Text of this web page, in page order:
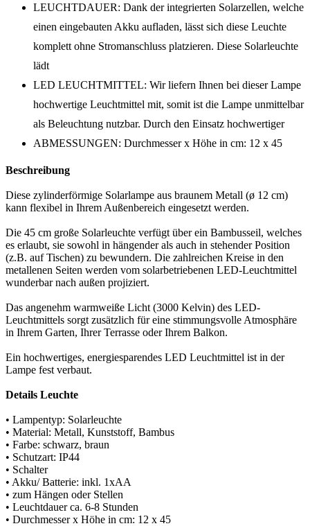
LEUCHTDAUER: Dank der integrierten Solarzellen, welche
einen eingebauten Akku aufladen, lässt sich diese Leuchte
komplett ohne Stromanschluss platzieren. Diese Solarleuchte
lädt
LED LEUCHTMITTEL: Wir liefern Ihnen bei dieser Lampe
hochwertige Leuchtmittel mit, somit ist die Lampe unmittelbar
als Beleuchtung nutzbar. Durch den Einsatz hochwertiger
ABMESSUNGEN: Durchmesser x Höhe in cm: 12 x 45
Beschreibung
Diese zylinderförmige Solarlampe aus braunem Metall (ø 12 cm)
kann flexibel in Ihrem Außenbereich eingesetzt werden.
Die 45 cm große Solarleuchte verfügt über ein Bambusseil, welches
es erlaubt, sie sowohl in hängender als auch in stehender Position
(z.B. auf Tischen) zu bewundern. Die zahlreichen Kreise in den
metallenen Seiten werden vom solarbetriebenen LED-Leuchtmittel
wunderbar nach außen projiziert.
Das angenehm warmweiße Licht (3000 Kelvin) des LED-
Leuchtmittels sorgt zusätzlich für eine stimmungsvolle Atmosphäre
in Ihrem Garten, Ihrer Terrasse oder Ihrem Balkon.
Ein hochwertiges, energiesparendes LED Leuchtmittel ist in der
Lampe fest verbaut.
Details Leuchte
• Lampentyp: Solarleuchte
• Material: Metall, Kunststoff, Bambus
• Farbe: schwarz, braun
• Schutzart: IP44
• Schalter
• Akku/ Batterie: inkl. 1xAA
• zum Hängen oder Stellen
• Leuchtdauer ca. 6-8 Stunden
• Durchmesser x Höhe in cm: 12 x 45